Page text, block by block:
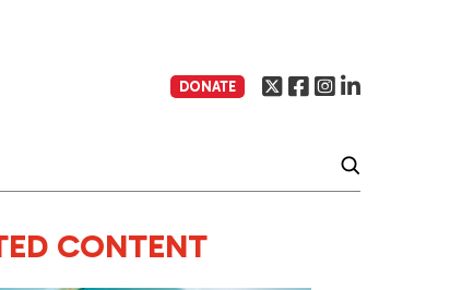
DONATE
CONTENT